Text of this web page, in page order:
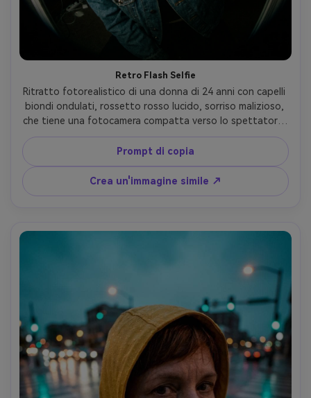
Retro Flash Selfie
Ritratto fotorealistico di una donna di 24 anni con capelli
biondi ondulati, rossetto rosso lucido, sorriso malizioso,
che tiene una fotocamera compatta verso lo spettatore,
giacca di denim vintage con spille, scena dello specchio
della camera da letto con poster e luci da fata, flash pop
sulla fotocamera con deep falloff, Sony A7C II, obiettivo
fisheye 8mm f/5, composizione stretta faccia in avanti
con vicinanza esagerata, bordi curvi della stanza, estetica
Prompt di copia
Crea un'immagine simile ↗